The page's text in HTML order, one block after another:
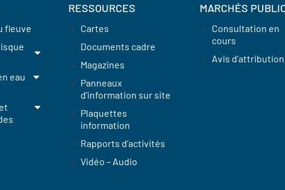
fleuve
eau
RESSOURCES
Cartes
Documents cadre
Magazines
Panneaux
d’information sur site
Plaquettes
information
Rapports d’activités
Vidéo – Audio
MARCHÉS
Consultation en
cours
Avis d’attribution